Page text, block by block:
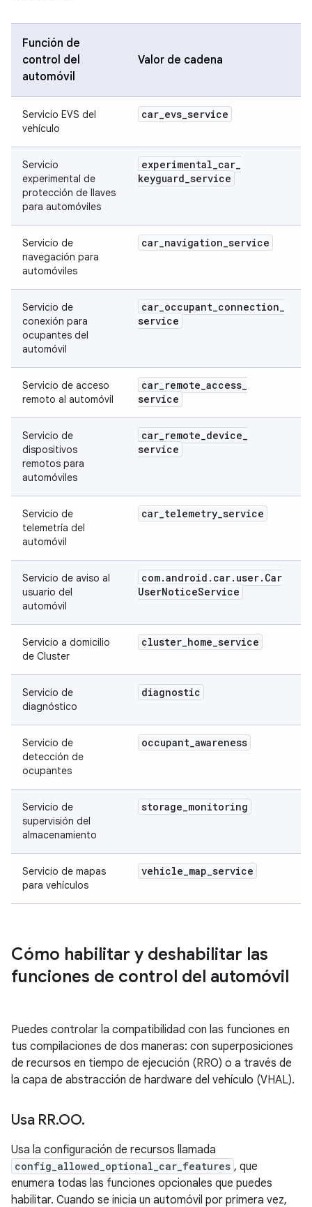
Función de
control del
automóvil
Valor de cadena
Servicio EVS del
vehículo
car_evs_service
Servicio
experimental de
protección de llaves
para automóviles
experimental_car_
keyguard_service
Servicio de
navegación para
automóviles
car_navigation_service
Servicio de
conexión para
ocupantes del
automóvil
car_occupant_connection_
service
Servicio de acceso
remoto al automóvil
car_remote_access_
service
Servicio de
dispositivos
remotos para
automóviles
car_remote_device_
service
Servicio de
telemetría del
automóvil
car_telemetry_service
Servicio de aviso al
usuario del
automóvil
com.android . car. user. Car
UserNoticeService
Servicio a domicilio
de Cluster
cluster_home_service
Servicio de
diagnóstico
diagnostic
Servicio de
detección de
ocupantes
occupant_awareness
Servicio de
supervisión del
almacenamiento
storage_monitoring
Servicio de mapas
para vehículos
vehicle_map_service
Cómo habilitar y deshabilitar las
funciones de control del automóvil
Puedes controlar la compatibilidad con las funciones en
tus compilaciones de dos maneras: con superposiciones
de recursos en tiempo de ejecución (RRO) o a través de
la capa de abstracción de hardware del vehículo (VHAL).
Usa RR.OO.
Usa la configuración de recursos llamada
config_allowed_optional_car_features , que
enumera todas las funciones opcionales que puedes
habilitar. Cuando se inicia un automóvil por primera vez,